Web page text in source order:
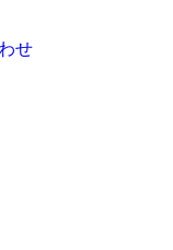
せ